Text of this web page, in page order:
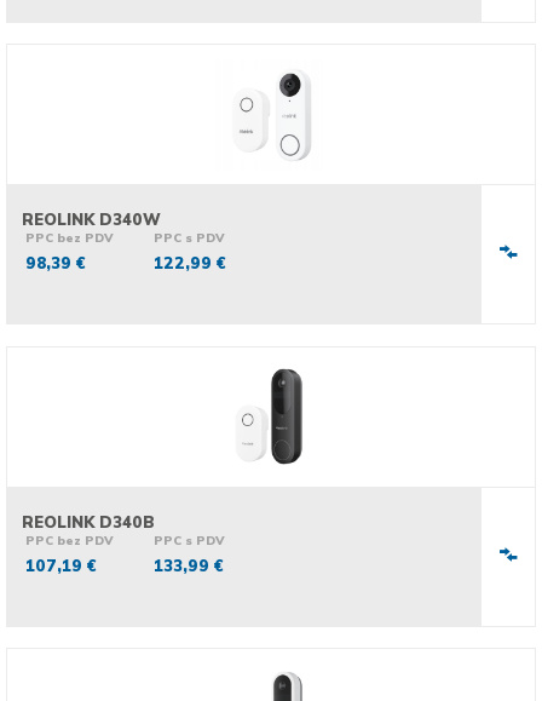
REOLINK D340W
PPC bez PDV
98,39 €
PPC s PDV
122,99 €
REOLINK D340B
PPC bez PDV
107,19 €
PPC s PDV
133,99 €